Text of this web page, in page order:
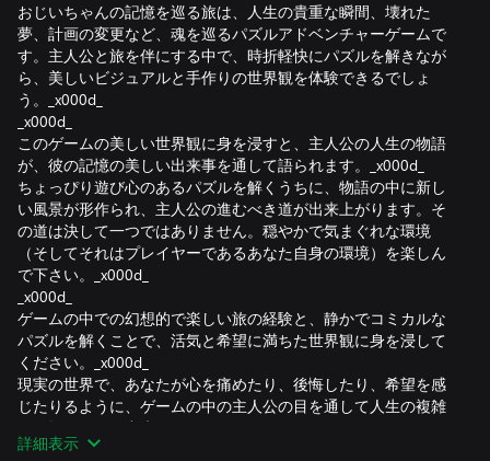
おじいちゃんの記憶を巡る旅は、人生の貴重な瞬間、壊れた
夢、計画の変更など、魂を巡るパズルアドベンチャーゲームで
す。主人公と旅を伴にする中で、時折軽快にパズルを解きなが
ら、美しいビジュアルと手作りの世界観を体験できるでしょ
う。_x000d_
_x000d_
このゲームの美しい世界観に身を浸すと、主人公の人生の物語
が、彼の記憶の美しい出来事を通して語られます。_x000d_
ちょっぴり遊び心のあるパズルを解くうちに、物語の中に新し
い風景が形作られ、主人公の進むべき道が出来上がります。そ
の道は決して一つではありません。穏やかで気まぐれな環境
（そしてそれはプレイヤーであるあなた自身の環境）を楽しん
で下さい。_x000d_
_x000d_
ゲームの中での幻想的で楽しい旅の経験と、静かでコミカルな
パズルを解くことで、活気と希望に満ちた世界観に身を浸して
ください。_x000d_
現実の世界で、あなたが心を痛めたり、後悔したり、希望を感
じたりるように、ゲームの中の主人公の目を通して人生の複雑
さを探ることが出来るでしょう。_x000d_
_x000d_
詳細表示